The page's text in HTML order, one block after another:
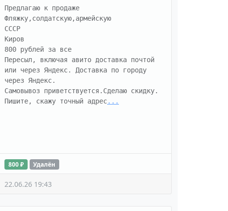
Предлагаю к продаже
Фляжку,солдатскую,армейскую
СССР
Киров
800 рублей за все
Пересыл, включая авито доставка почтой
или через Яндекс. Доставка по городу
через Яндекс.
Самовывоз приветствуется.Сделаю скидку.
Пишите, скажу точный адрес...
800 ₽ Удалён
22.06.26 19:43